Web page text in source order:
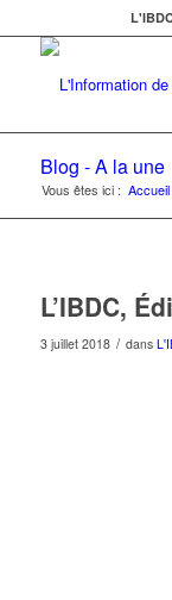
Blog - A la une
Vous êtes ici : Accueil
L’IBDC,
3 juillet 2018 / dans